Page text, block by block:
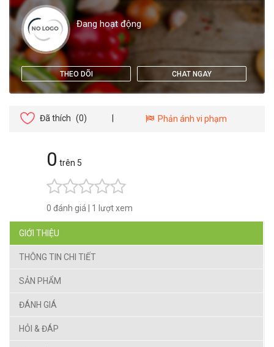
Đang hoạt động
THEO DÕI CHAT NGAY
Đã thích (0) Phản ánh vi phạm
0 trên 5
0 đánh giá 1 lượt xem
GIỚI THIỆU
THÔNG TIN CHI TIẾT
SẢN PHẨM
ĐÁNH GIÁ
HỎI & ĐÁP